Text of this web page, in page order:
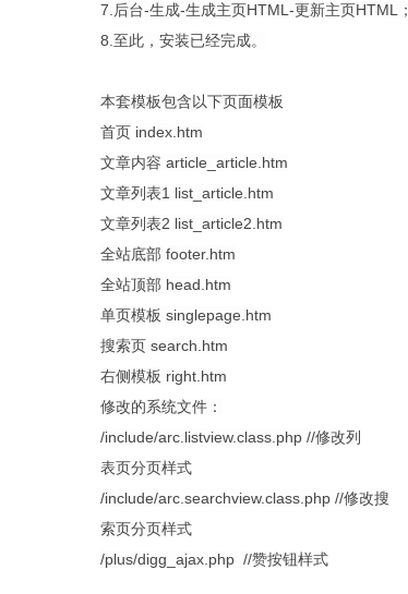
7.后台-生成-生成主页HTML-更新主页HTML；
8.至此，安装已经完成。
本套模板包含以下页面模板
首页 index.htm
文章内容 article_article.htm
文章列表1 list_article.htm
文章列表2 list_article2.htm
全站底部 footer.htm
全站顶部 head.htm
单页模板 singlepage.htm
搜索页 search.htm
右侧模板 right.htm
修改的系统文件：
/include/arc.listview.class.php //修改列
表页分页样式
/include/arc.searchview.class.php //修改搜
索页分页样式
/plus/digg_ajax.php //赞按钮样式